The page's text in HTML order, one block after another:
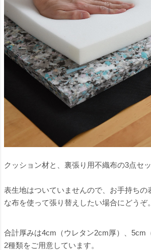
クッション材と、裏張り用不織布の3点セッ
表生地はついていませんので、お手持ちの
な布を使って張り替えしたい場合にどうぞ。
合計厚みは4cm（ウレタン2cm厚）、5cm
2種類をご用意しています。